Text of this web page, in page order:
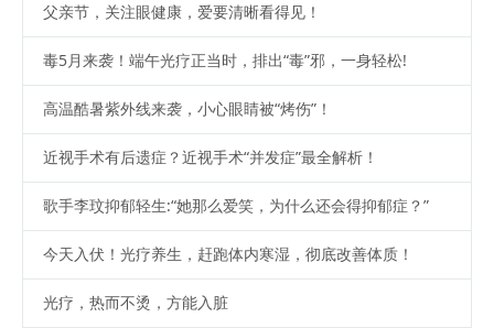
父亲节，关注眼健康，爱要清晰看得见！
毒5月来袭！端午光疗正当时，排出“毒”邪，一身轻松!
高温酷暑紫外线来袭，小心眼睛被“烤伤”！
近视手术有后遗症？近视手术“并发症”最全解析！
歌手李玟抑郁轻生:“她那么爱笑，为什么还会得抑郁症？”
今天入伏！光疗养生，赶跑体内寒湿，彻底改善体质！
光疗，热而不烫，方能入脏